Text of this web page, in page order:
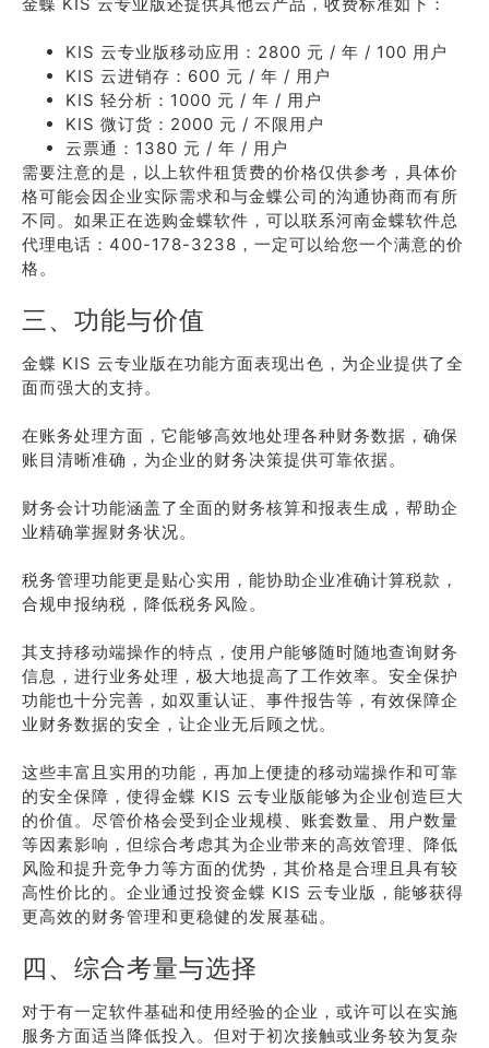
KIS 云专业版移动应用：2800 元 / 年 / 100 用户
KIS 云进销存：600 元 / 年 / 用户
KIS 轻分析：1000 元 / 年 / 用户
KIS 微订货：2000 元 / 不限用户
云票通：1380 元 / 年 / 用户
需要注意的是，以上软件租赁费的价格仅供参考，具体价
格可能会因企业实际需求和与金蝶公司的沟通协商而有所
不同。如果正在选购金蝶软件，可以联系河南金蝶软件总
代理电话：400-178-3238，一定可以给您一个满意的价
格。
三、功能与价值
金蝶 KIS 云专业版在功能方面表现出色，为企业提供了全
面而强大的支持。
在账务处理方面，它能够高效地处理各种财务数据，确保
账目清晰准确，为企业的财务决策提供可靠依据。
财务会计功能涵盖了全面的财务核算和报表生成，帮助企
业精确掌握财务状况。
税务管理功能更是贴心实用，能协助企业准确计算税款，
合规申报纳税，降低税务风险。
其支持移动端操作的特点，使用户能够随时随地查询财务
信息，进行业务处理，极大地提高了工作效率。安全保护
功能也十分完善，如双重认证、事件报告等，有效保障企
业财务数据的安全，让企业无后顾之忧。
这些丰富且实用的功能，再加上便捷的移动端操作和可靠
的安全保障，使得金蝶 KIS 云专业版能够为企业创造巨大
的价值。尽管价格会受到企业规模、账套数量、用户数量
等因素影响，但综合考虑其为企业带来的高效管理、降低
风险和提升竞争力等方面的优势，其价格是合理且具有较
高性价比的。企业通过投资金蝶 KIS 云专业版，能够获得
更高效的财务管理和更稳健的发展基础。
四、综合考量与选择
对于有一定软件基础和使用经验的企业，或许可以在实施
服务方面适当降低投入。但对于初次接触或业务较为复杂